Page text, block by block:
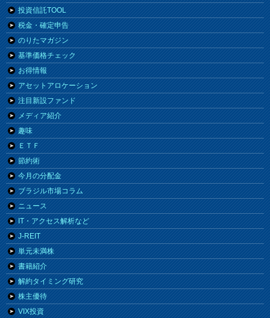
投資信託TOOL
税金・確定申告
のりたマガジン
基準価格チェック
お得情報
アセットアロケーション
注目新設ファンド
メディア紹介
趣味
ＥＴＦ
節約術
今月の分配金
ブラジル市場コラム
ニュース
IT・アクセス解析など
J-REIT
単元未満株
書籍紹介
解約タイミング研究
株主優待
VIX投資